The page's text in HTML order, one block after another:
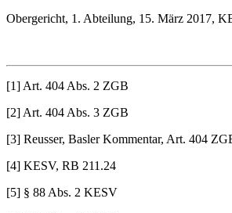
Obergericht, 1. Abteilung, 15. März 2017,
[1] Art. 404 Abs. 2 ZGB
[2] Art. 404 Abs. 3 ZGB
[3] Reusser, Basler Kommentar, Art. 404
[4] KESV, RB 211.24
[5] § 88 Abs. 2 KESV